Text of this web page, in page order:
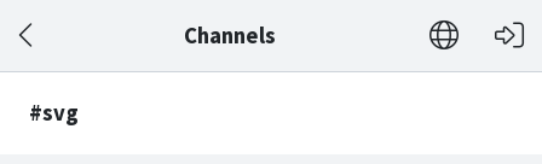
Channels
#svg